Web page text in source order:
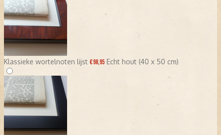
Klassieke wortelnoten lijst € 98,95 Echt hout (40 x 50 cm)